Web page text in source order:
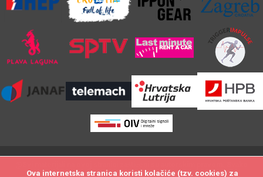
Ova internetska stranica koristi kolačiće (tzv. cookies) za
Ova internetska stranica koristi kolačiće (tzv. cookies) za